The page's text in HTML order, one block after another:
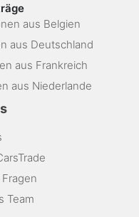
aus Belgien
aus Deutschland
aus Frankreich
aus Niederlande
Team